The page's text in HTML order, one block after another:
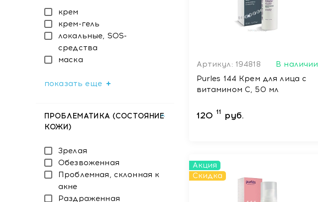
крем
крем-гель
локальные, SOS-
средства
маска
показать еще
ПРОБЛЕМАТИКА (СОСТОЯНИЕ
КОЖИ)
Зрелая
Обезвоженная
Проблемная, склонная к
акне
Раздраженная
Артикул: 194818
В наличии
Purles 144 Крем для лица с
витамином С, 50 мл
120 11 руб.
Акция
Скидка